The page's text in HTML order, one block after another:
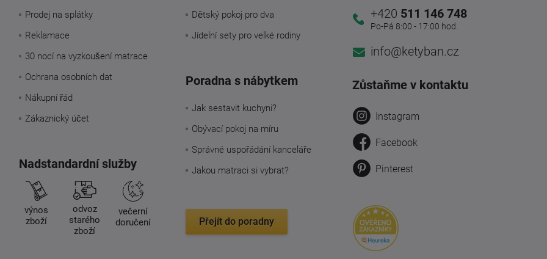
Prodej na splátky
Reklamace
30 nocí na vyzkoušení matrace
Ochrana osobních dat
Nákupní řád
Zákaznický účet
Nadstandardní služby
výnos
zboží
odvoz
starého
zboží
večerní
doručení
Dětský pokoj pro dva
Jídelní sety pro velké rodiny
Poradna s nábytkem
Jak sestavit kuchyni?
Obývací pokoj na míru
Správné uspořádání kanceláře
Jakou matraci si vybrat?
Přejít do poradny
+420 511 146 748
Po-Pá 8:00 - 17:00 hod.
info@ketyban.cz
Zůstaňme v kontaktu
Instagram
Facebook
Pinterest